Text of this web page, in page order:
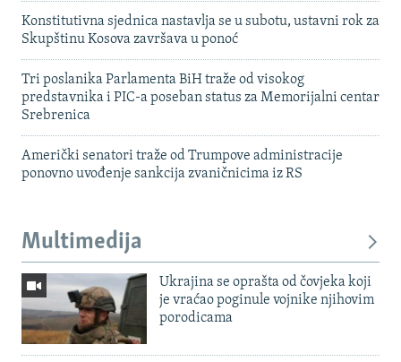
Konstitutivna sjednica nastavlja se u subotu, ustavni rok za
Skupštinu Kosova završava u ponoć
Tri poslanika Parlamenta BiH traže od visokog
predstavnika i PIC-a poseban status za Memorijalni centar
Srebrenica
Američki senatori traže od Trumpove administracije
ponovno uvođenje sankcija zvaničnicima iz RS
Multimedija
Ukrajina se oprašta od čovjeka koji
je vraćao poginule vojnike njihovim
porodicama